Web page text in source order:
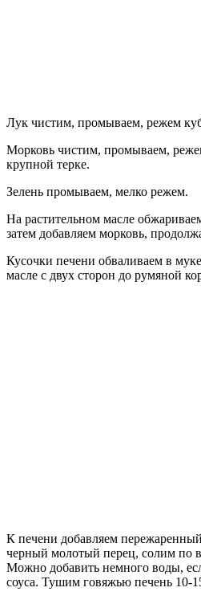
Лук чистим, промываем, режем
Морковь чистим, промываем,
крупной терке.
Зелень промываем, мелко режем.
На растительном масле
затем добавляем морковь,
Кусочки печени обваливаем в
масле с двух сторон до румяной
К печени добавляем
черный молотый перец, солим по
Можно добавить немного воды,
соуса. Тушим говяжью печень 10-